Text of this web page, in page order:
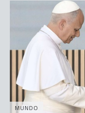
MUNDO